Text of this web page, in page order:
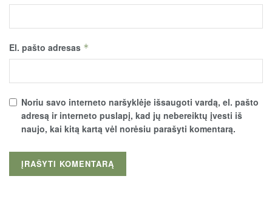
El. pašto adresas *
Noriu savo interneto naršyklėje išsaugoti vardą, el. pašto
adresą ir interneto puslapį, kad jų nebereiktų įvesti iš
naujo, kai kitą kartą vėl norėsiu parašyti komentarą.